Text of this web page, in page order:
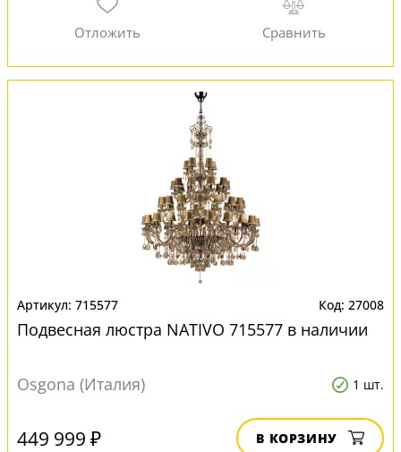
715577 27008
Подвесная люстра NATIVO 715577 в наличии
Osgona (Италия) 1 шт.
449 999 ₽ В КОРЗИНУ